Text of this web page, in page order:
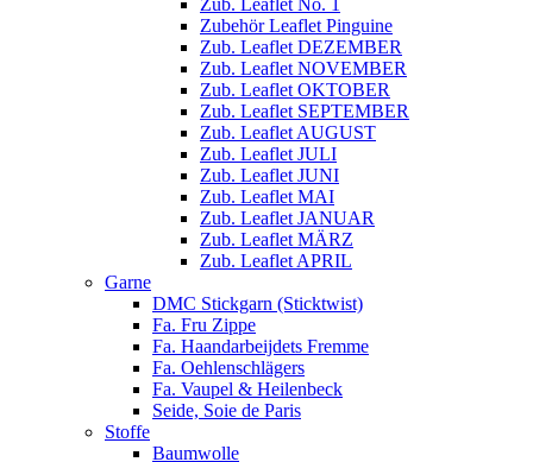
Zubehör Leaflet Pinguine
Zub. Leaflet DEZEMBER
Zub. Leaflet NOVEMBER
Zub. Leaflet OKTOBER
Zub. Leaflet SEPTEMBER
Zub. Leaflet AUGUST
Zub. Leaflet JULI
Zub. Leaflet JUNI
Zub. Leaflet MAI
Zub. Leaflet JANUAR
Zub. Leaflet MÄRZ
Zub. Leaflet APRIL
Garne
DMC Stickgarn (Sticktwist)
Fa. Fru Zippe
Fa. Haandarbeijdets Fremme
Fa. Oehlenschlägers
Fa. Vaupel & Heilenbeck
Seide, Soie de Paris
Stoffe
Baumwolle